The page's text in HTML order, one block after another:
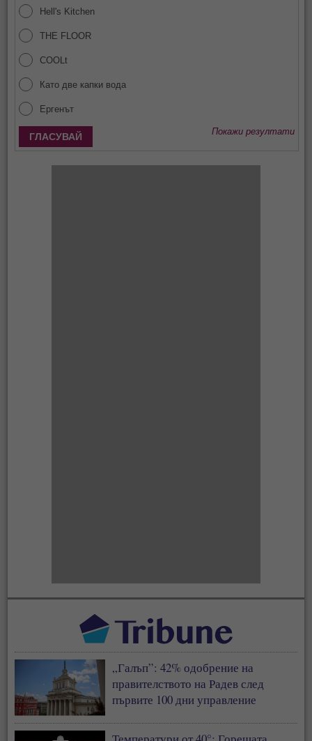
Hell's Kitchen
THE FLOOR
COOLt
Като две капки вода
Ергенът
Покажи резултати
„Галъп”: 42% одобрение на
правителството на Радев след
първите 100 дни управление